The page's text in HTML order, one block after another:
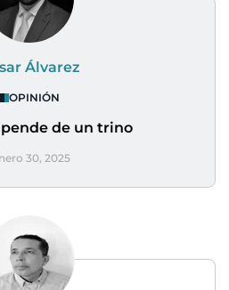
Álvarez
OPINIÓN
de un trino
30, 2025